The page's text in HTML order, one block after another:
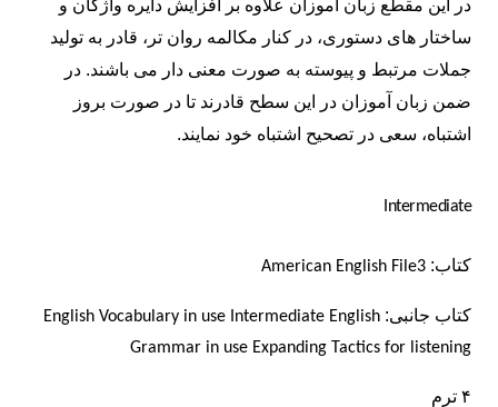
در این مقطع زبان آموزان علاوه بر افزایش دایره واژگان و
ساختار های دستوری، در کنار مکالمه روان تر، قادر به تولید
جملات مرتبط و پیوسته به صورت معنی دار می باشند. در
ضمن زبان آموزان در این سطح قادرند تا در صورت بروز
اشتباه، سعی در تصحیح اشتباه خود نمایند.
Intermediate
کتاب: American English File3
کتاب جانبی: English Vocabulary in use Intermediate English
Grammar in use Expanding Tactics for listening
۴ ترم